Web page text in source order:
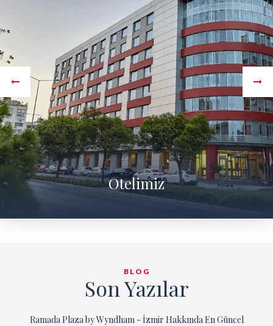
Otelimiz
BLOG
Son Yazılar
Ramada Plaza by Wyndham - İzmir Hakkında En Güncel